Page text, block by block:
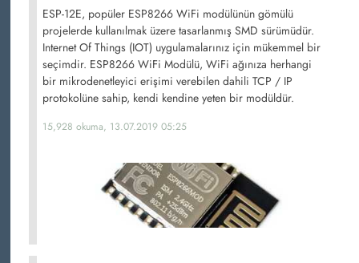
ESP-12E, popüler ESP8266 WiFi modülünün gömülü
projelerde kullanılmak üzere tasarlanmış SMD sürümüdür.
Internet Of Things (IOT) uygulamalarınız için mükemmel bir
seçimdir. ESP8266 WiFi Modülü, WiFi ağınıza herhangi
bir mikrodenetleyici erişimi verebilen dahili TCP / IP
protokolüne sahip, kendi kendine yeten bir modüldür.
15,928 okuma, 13.07.2019 05:25